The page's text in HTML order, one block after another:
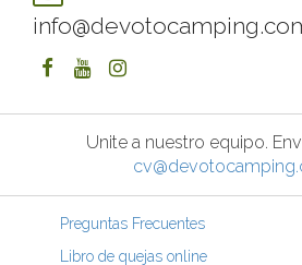
Unite a nuestro equipo.
Preguntas Frecuentes
Libro de quejas online